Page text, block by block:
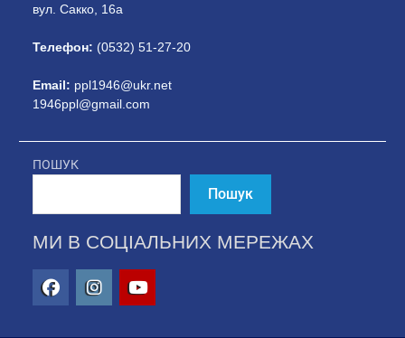
вул. Сакко, 16а
Телефон: (0532) 51-27-20
Email: ppl1946@ukr.net
1946ppl@gmail.com
ПОШУК
Пошук
МИ В СОЦІАЛЬНИХ МЕРЕЖАХ